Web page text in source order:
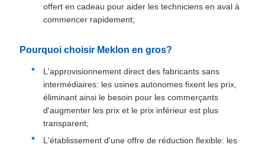
offert en cadeau pour aider les techniciens en aval à
commencer rapidement;
Pourquoi choisir Meklon en gros?
L'approvisionnement direct des fabricants sans
intermédiaires: les usines autonomes fixent les prix,
éliminant ainsi le besoin pour les commerçants
d'augmenter les prix et le prix inférieur est plus
transparent;
L'établissement d'une offre de réduction flexible: les